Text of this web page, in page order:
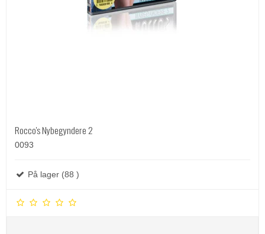
Rocco's Nybegyndere 2
0093
På lager (88 )